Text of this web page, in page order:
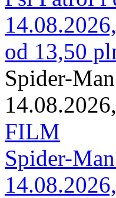
od 13,50
Spider-
FILM
Spider-